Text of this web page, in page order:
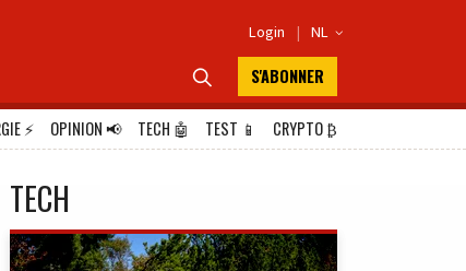
Login | NL 
 S'ABONNER
⚡ OPINION📢 TECH 🤖 TEST 📱 CRYPTO₿
TECH